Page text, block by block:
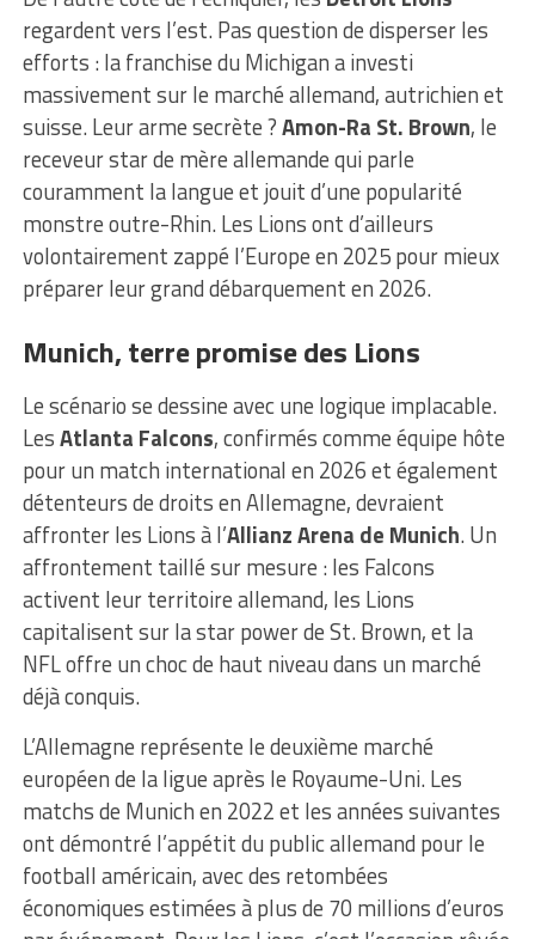
regardent vers l’est. Pas question de disperser les
efforts : la franchise du Michigan a investi
massivement sur le marché allemand, autrichien et
suisse. Leur arme secrète ?Amon-Ra St. Brown, le
receveur star de mère allemande qui parle
couramment la langue et jouit d’une popularité
monstre outre-Rhin. Les Lions ont d’ailleurs
volontairement zappé l’Europe en 2025 pour mieux
préparer leur grand débarquement en 2026.
Munich, terre promise des Lions
Le scénario se dessine avec une logique implacable.
LesAtlanta Falcons, confirmés comme équipe hôte
pour un match international en 2026 et également
détenteurs de droits en Allemagne, devraient
affronter les Lions à l’Allianz Arena de Munich. Un
affrontement taillé sur mesure : les Falcons
activent leur territoire allemand, les Lions
capitalisent sur la star power de St. Brown, et la
NFL offre un choc de haut niveau dans un marché
déjà conquis.
L’Allemagne représente le deuxième marché
européen de la ligue après le Royaume-Uni. Les
matchs de Munich en 2022 et les années suivantes
ont démontré l’appétit du public allemand pour le
football américain, avec des retombées
économiques estimées à plus de 70 millions d’euros